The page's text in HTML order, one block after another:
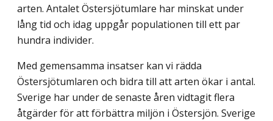
arten. Antalet Östersjötumlare har minskat under
lång tid och idag uppgår populationen till ett par
hundra individer.
Med gemensamma insatser kan vi rädda
Östersjötumlaren och bidra till att arten ökar i antal.
Sverige har under de senaste åren vidtagit flera
åtgärder för att förbättra miljön i Östersjön. Sverige